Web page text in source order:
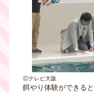
Ⓒテレビ大阪
餌やり体験ができる